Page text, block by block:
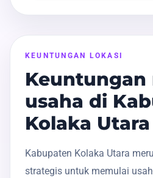
KEUNTUNGAN LOKASI
Keuntungan
usaha di
Kolaka Utara
Kabupaten Kolaka Utara
strategis untuk memulai